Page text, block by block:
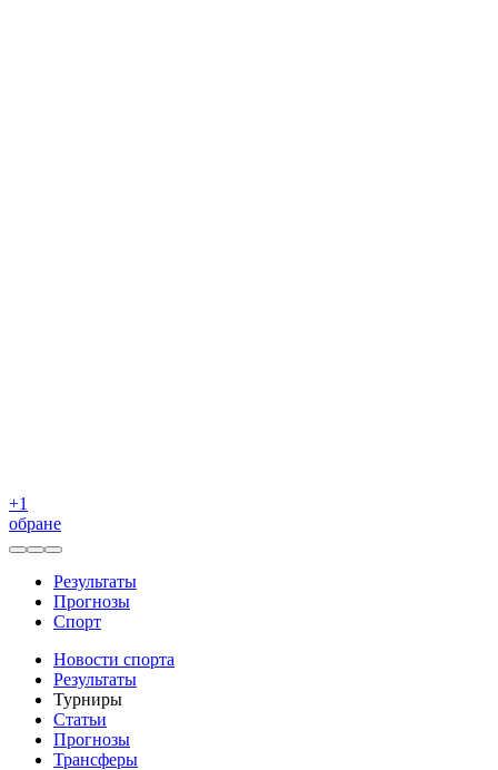
+1
обране
Результаты
Прогнозы
Спорт
Новости спорта
Результаты
Турниры
Статьи
Прогнозы
Трансферы